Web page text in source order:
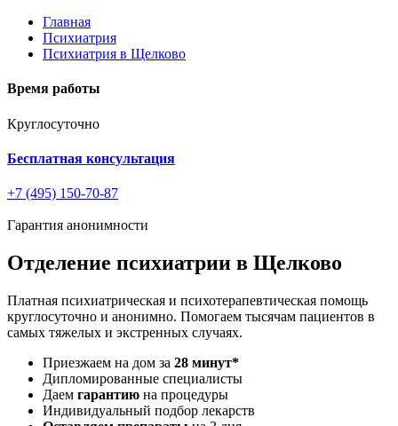
Главная
Психиатрия
Психиатрия в Щелково
Время работы
Круглосуточно
Бесплатная консультация
+7 (495) 150-70-87
Гарантия анонимности
Отделение психиатрии в Щелково
Платная психиатрическая и психотерапевтическая помощь
круглосуточно и анонимно. Помогаем тысячам пациентов в
самых тяжелых и экстренных случаях.
Приезжаем на дом за 28 минут*
Дипломированные специалисты
Даем гарантию на процедуры
Индивидуальный подбор лекарств